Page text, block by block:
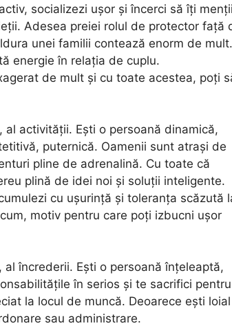
socializezi ușor și încerci să îți menții
Adesea preiei rolul de protector față
unei familii contează enorm de mult.
energie în relația de cuplu.
de mult și cu toate acestea, poți
activității. Ești o persoană dinamică,
puternică. Oamenii sunt atrași de
pline de adrenalină. Cu toate că
plină de idei noi și soluții inteligente.
cu ușurință și toleranța scăzută
motiv pentru care poți izbucni ușor
încrederii. Ești o persoană înțeleaptă,
în serios și te sacrifici pentru
la locul de muncă. Deoarece ești
sau administrare.